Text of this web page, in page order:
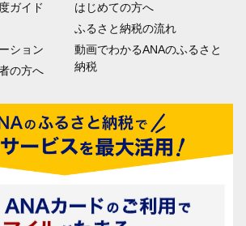
ガイド
ション
の方へ
はじめての方へ
ふるさと納税の流れ
動画でわかるANAのふるさと
納税